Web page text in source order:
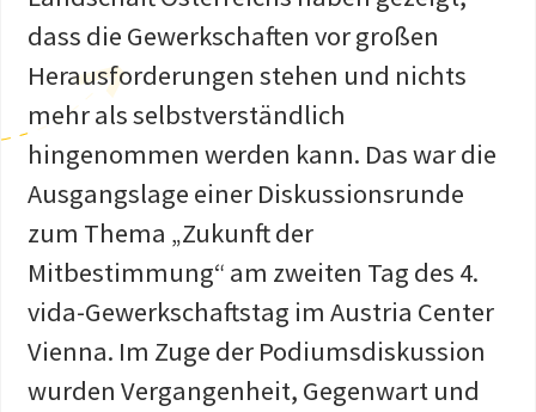
dass die Gewerkschaften vor großen
Herausforderungen stehen und nichts
mehr als selbstverständlich
hingenommen werden kann. Das war die
Ausgangslage einer Diskussionsrunde
zum Thema „Zukunft der
Mitbestimmung“ am zweiten Tag des 4.
vida-Gewerkschaftstag im Austria Center
Vienna. Im Zuge der Podiumsdiskussion
wurden Vergangenheit, Gegenwart und